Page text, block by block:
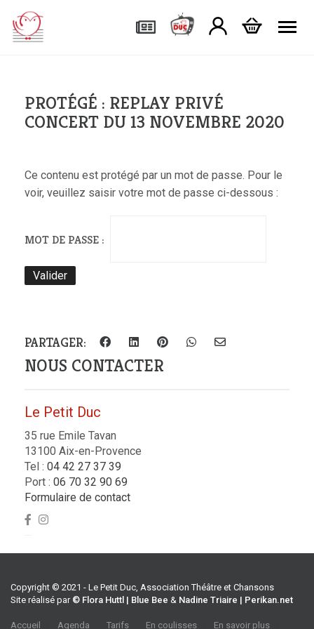
PROTÉGÉ : REPLAY PRIVÉ
CONCERT DU 13 NOVEMBRE 2020
Ce contenu est protégé par un mot de passe. Pour le
voir, veuillez saisir votre mot de passe ci-dessous :
MOT DE PASSE :
PARTAGER:
NOUS CONTACTER
Le Petit Duc
35 rue Emile Tavan
13100 Aix-en-Provence
Tel : 04 42 27 37 39
Port : 06 70 32 90 69
Formulaire de contact
Copyright © 2021 - Le Petit Duc, Association Théâtre et Chansons
Site réalisé par © Flora Huttl | Blue Bee & Nadine Triaire | Perikan.net
Accueil Agenda Tarifs En coulisses En savoir plus